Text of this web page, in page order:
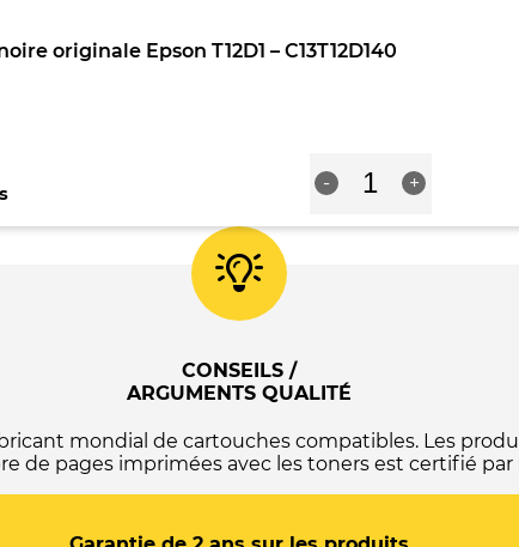
Epson
originale Epson T12D1 – C13T12D140
-
de
d'encre
+
CONSEILS /
ARGUMENTS QUALITÉ
mondial de cartouches compatibles. Les
de pages imprimées avec les toners est certifié par